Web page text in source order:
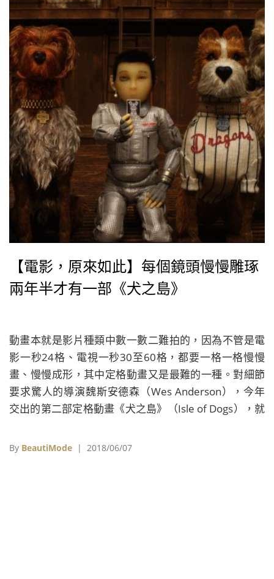
【電影，原來如此】每個鏡頭慢慢雕琢
兩年半才有一部《犬之島》
動畫本就是影片種類中數一數二難拍的，因為不管是電
影一秒24格、電視一秒30至60格，都要一格一格慢慢
畫、慢慢成形，其中定格動畫又是最難的一種。對細節
要求驚人的導演魏斯安德森（Wes Anderson），今年
交出的第二部定格動畫《犬之島》（Isle of Dogs），就
的心。
By BeautiMode | 2018/06/07